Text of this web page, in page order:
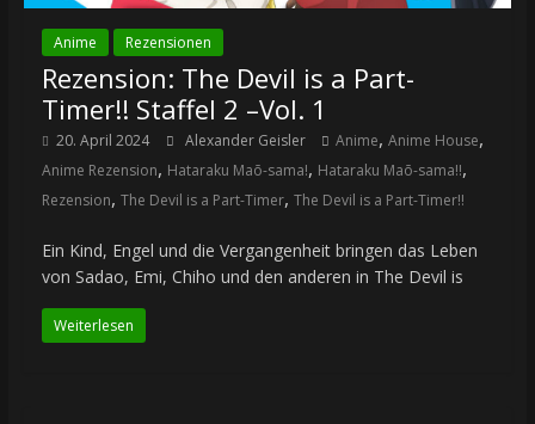
Anime Rezensionen
Rezension: The Devil is a Part-
Timer!! Staffel 2 –Vol. 1
20. April 2024 Alexander Geisler Anime, Anime House,
Anime Rezension, Hataraku Maō-sama!, Hataraku Maō-sama!!,
Rezension, The Devil is a Part-Timer, The Devil is a Part-Timer!!
Ein Kind, Engel und die Vergangenheit bringen das Leben
von Sadao, Emi, Chiho und den anderen in The Devil is
Weiterlesen